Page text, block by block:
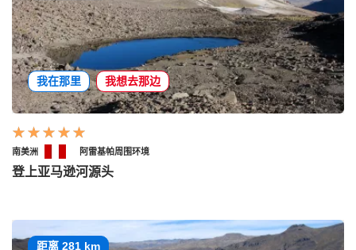
我在那里 我想去那边
南美洲 阿雷基帕周围环境
登上亚马逊河源头
距离 281 km